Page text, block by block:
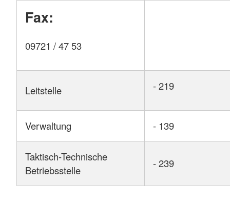
Fax:
09721 / 47 53
Leitstelle - 219
Verwaltung - 139
Taktisch-Technische
Betriebsstelle
- 239